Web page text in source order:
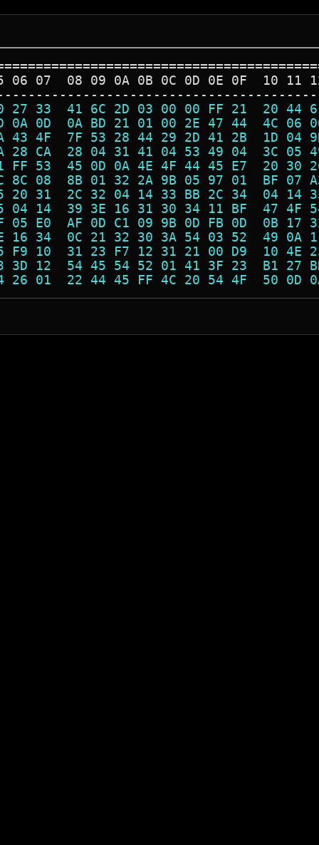
06 07  08 09 0A 0B 0C 0D 0E 0F  10 11
27 33  41 6C 2D 03 00 00 FF 21  20
0A 0D  0A BD 21 01 00 2E 47 44  4C
43 4F  7F 53 28 44 29 2D 41 2B  1D
28 CA  28 04 31 41 04 53 49 04  3C
FF 53  45 0D 0A 4E 4F 44 45 E7  20
8C 08  8B 01 32 2A 9B 05 97 01  BF
20 31  2C 32 04 14 33 BB 2C 34  04
04 14  39 3E 16 31 30 34 11 BF  47
05 E0  AF 0D C1 09 9B 0D FB 0D  0B
16 34  0C 21 32 30 3A 54 03 52  49
F9 10  31 23 F7 12 31 21 00 D9  10
3D 12  54 45 54 52 01 41 3F 23  B1
D4 26 01  22 44 45 FF 4C 20